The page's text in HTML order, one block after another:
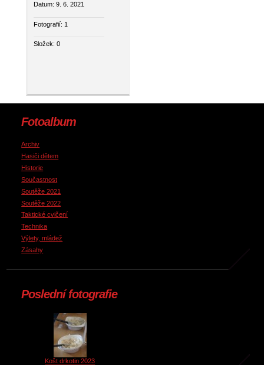
Datum: 9. 6. 2021
Fotografií: 1
Složek: 0
Fotoalbum
Archiv
Hasiči dětem
Historie
Součastnost
Soutěže 2021
Soutěže 2022
Taktické cvičení
Technika
Výlety, mládež
Zásahy
Poslední fotografie
Košt drkotin 2023